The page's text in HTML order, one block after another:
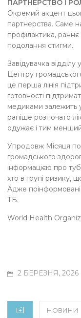
ПАРТНЕРСТВО І
Окремий акцент
партнерства. Саме
профілактика, раннє
подолання стигми.
Завідувачка
Центру
це перша лінія
готовності
медиками залежить
раніше розпочато
одужає і тим менший
Упродовж Місяця
громадського
інформацією про
хто в групі ризику,
Адже
ТБ.
World Health
POSTED
2 БЕРЕЗНЯ, 2026
CATEGORIES
НОВИНИ